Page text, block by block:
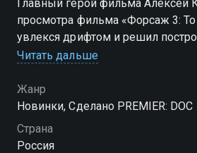
Главный герой фильма Алексей
просмотра фильма «Форсаж 3:
увлекся дрифтом и решил
болид из автомобиля Toyota
в году на дороге лежит снег, до
инфраструктуры для тренировок,
выступить на самой престижной
RDS-GP, где соревнуются
Читать дальше
Жанр
Новинки, Сделано PREMIER: DOC
Страна
Россия